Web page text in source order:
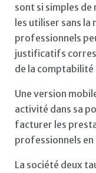
sont si simples de
les utiliser sans
professionnels
justificatifs
de la
Une version
activité dans sa
facturer les
professionnels
La société deux